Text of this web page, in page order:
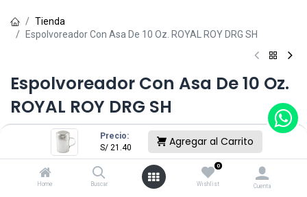
Precio:
S/ 21.40 Agregar al Carrito
Home Buscar
0
Wishlist Cuenta
Tienda
Espolvoreador Con Asa De 10 Oz. ROYAL ROY DRG SH
Espolvoreador Con Asa De 10 Oz.
ROYAL ROY DRG SH
(0 reseña)
21.40